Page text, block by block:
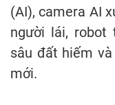
(AI), camera AI
người lái, robot
sâu đất hiếm
mới.